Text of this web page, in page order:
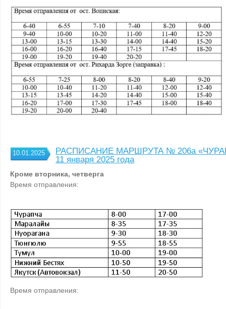
10.01.2025
РАСПИСАНИЕ МАРШРУТА № 206а
11 января 2025 года
Кроме вторника, четверга
Время отправления:
Время отправления: